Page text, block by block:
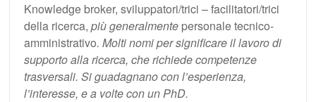
Knowledge broker, sviluppatori/trici – facilitatori/trici
della ricerca, più generalmente personale tecnico-
amministrativo. Molti nomi per significare il lavoro di
supporto alla ricerca, che richiede competenze
trasversali. Si guadagnano con l’esperienza,
l’interesse, e a volte con un PhD.